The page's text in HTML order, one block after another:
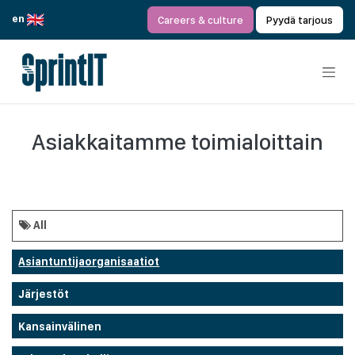
en
Careers & culture Pyydä tarjous
Asiakkaitamme toimialoittain
All
Asiantuntijaorganisaatiot
Järjestöt
Kansainvälinen